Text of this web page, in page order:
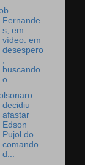
Fernande
s, em
vídeo: em
desespero
buscando
o ...
decidiu
afastar
Edson
Pujol do
comando
d...